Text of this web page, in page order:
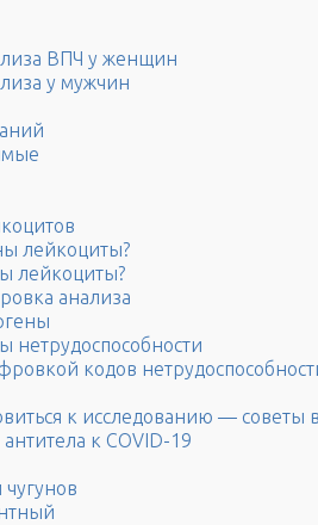
ВПЧ у женщин
у мужчин
лейкоциты?
лейкоциты?
анализа
нетрудоспособности
кодов
к исследованию — советы
к COVID-19